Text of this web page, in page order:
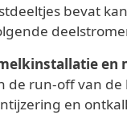
bevat
en
de run-off van de
en